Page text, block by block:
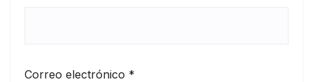
Correo electrónico *